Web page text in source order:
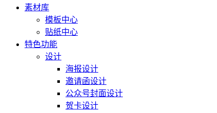
素材库
模板中心
贴纸中心
特色功能
设计
海报设计
邀请函设计
公众号封面设计
贺卡设计